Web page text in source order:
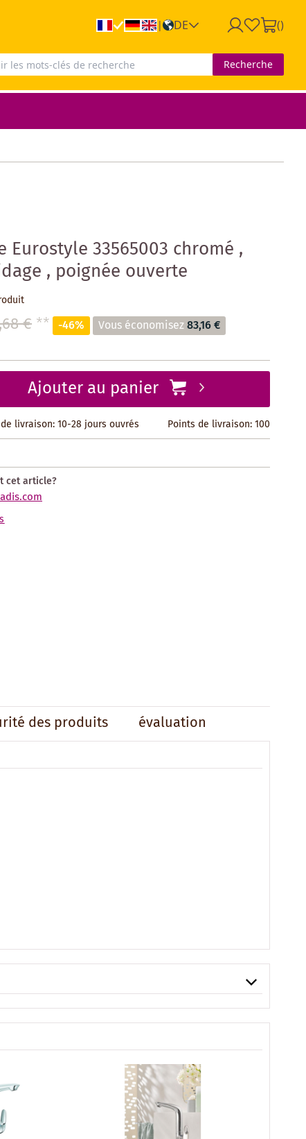
| DE ()
Recherche
Eurostyle 33565003 chromé ,
, poignée ouverte
€ ** -46% Vous économisez83,16 €
Ajouter au panier
livraison: 10-28 jours ouvrés Points de livraison:100
cet article?
des produits
évaluation